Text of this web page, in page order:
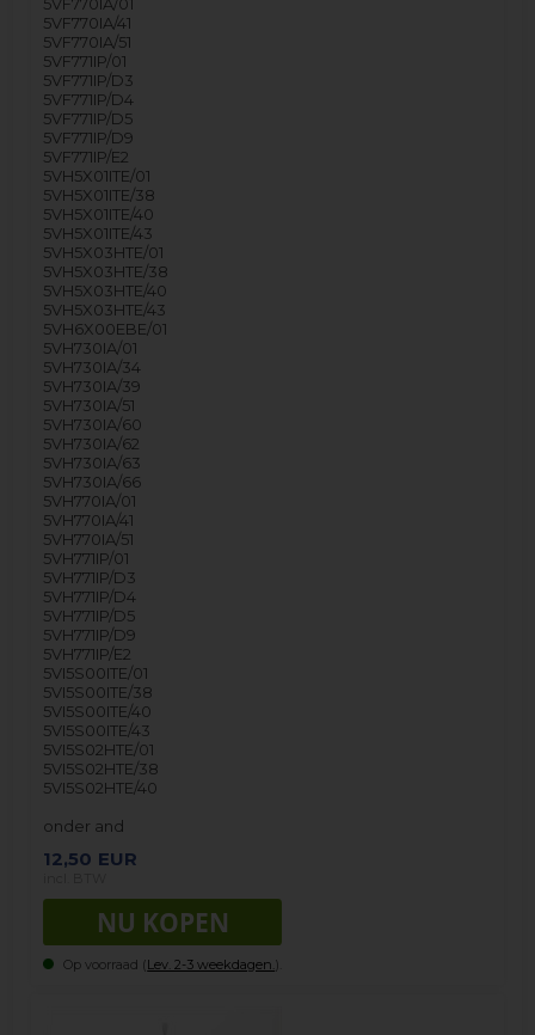
5VF770IA/41
5VF770IA/51
5VF771IP/01
5VF771IP/D3
5VF771IP/D4
5VF771IP/D5
5VF771IP/D9
5VF771IP/E2
5VH5X01ITE/01
5VH5X01ITE/38
5VH5X01ITE/40
5VH5X01ITE/43
5VH5X03HTE/01
5VH5X03HTE/38
5VH5X03HTE/40
5VH5X03HTE/43
5VH6X00EBE/01
5VH730IA/01
5VH730IA/34
5VH730IA/39
5VH730IA/51
5VH730IA/60
5VH730IA/62
5VH730IA/63
5VH730IA/66
5VH770IA/01
5VH770IA/41
5VH770IA/51
5VH771IP/01
5VH771IP/D3
5VH771IP/D4
5VH771IP/D5
5VH771IP/D9
5VH771IP/E2
5VI5S00ITE/01
5VI5S00ITE/38
5VI5S00ITE/40
5VI5S00ITE/43
5VI5S02HTE/01
5VI5S02HTE/38
5VI5S02HTE/40
onder and
12,50 EUR
Op voorraad (Lev. 2-3 weekdagen. ).